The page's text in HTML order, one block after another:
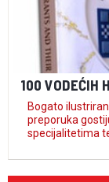
100 VODEĆIH
Bogato
preporuka gostiju i struke prezentirani skupa sa
specijalitetima